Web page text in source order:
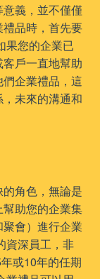
義，並不僅僅
品時，首先要
果您的企業已
戶一直地幫助
企業禮品，這
未來的溝通和
角色，無論是
助您的企業集
會）進行企業
資深員工，非
或10年的任期